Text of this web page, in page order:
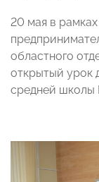
20 мая в
областного
открытый урок
средней школы